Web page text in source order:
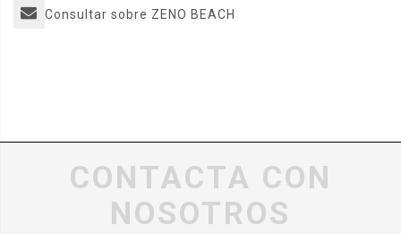
Consultar sobre ZENO BEACH
CONTACTA CON
NOSOTROS